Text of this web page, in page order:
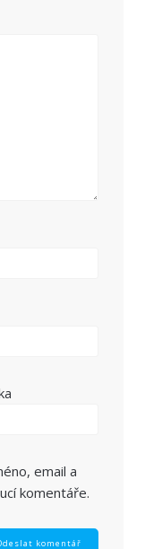
email a
komentáře.